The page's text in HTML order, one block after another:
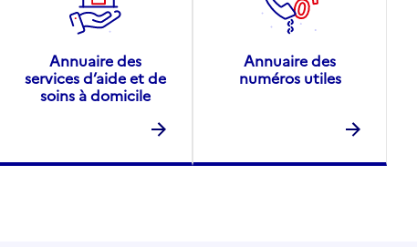
Annuaire des
services d’aide et de
soins à domicile
Annuaire des
numéros utiles